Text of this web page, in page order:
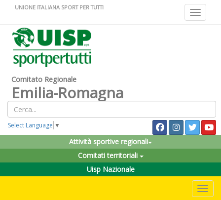
Toggle
UNIONE ITALIANA SPORT PER TUTTI
Comitato Regionale
Emilia-Romagna
Select Language ▼
Attività sportive regionali
Comitati territoriali
Uisp Nazionale